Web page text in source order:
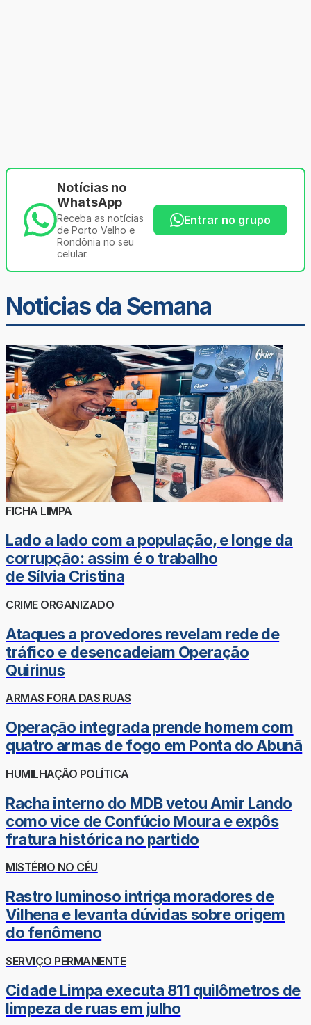
Notícias no
WhatsApp
Receba as notícias
de Porto Velho e
Rondônia no seu
celular.
Entrar no grupo
Noticias da Semana
FICHA LIMPA
Lado a lado com a população, e longe da
corrupção: assim é o trabalho
de Sílvia Cristina
CRIME ORGANIZADO
Ataques a provedores revelam rede de
tráfico e desencadeiam Operação
Quirinus
ARMAS FORA DAS RUAS
Operação integrada prende homem com
quatro armas de fogo em Ponta do Abunã
HUMILHAÇÃO POLÍTICA
Racha interno do MDB vetou Amir Lando
como vice de Confúcio Moura e expôs
fratura histórica no partido
MISTÉRIO NO CÉU
Rastro luminoso intriga moradores de
Vilhena e levanta dúvidas sobre origem
do fenômeno
SERVIÇO PERMANENTE
Cidade Limpa executa 811 quilômetros de
limpeza de ruas em julho